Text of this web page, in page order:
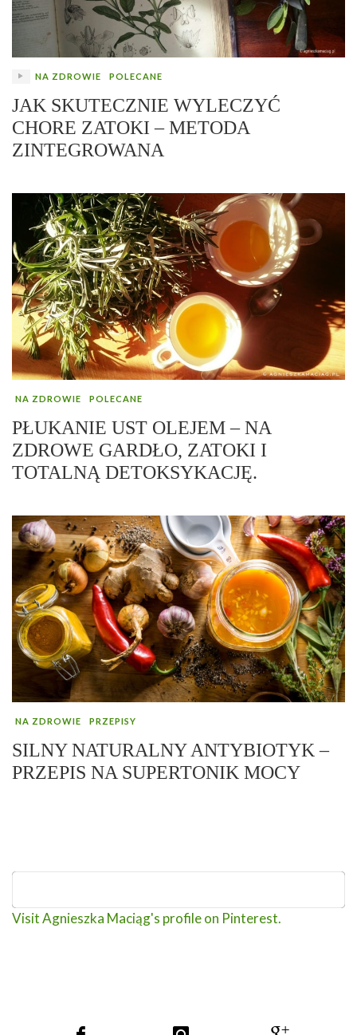
NA ZDROWIE POLECANE
JAK SKUTECZNIE WYLECZYĆ
CHORE ZATOKI – METODA
ZINTEGROWANA
NA ZDROWIE POLECANE
PŁUKANIE UST OLEJEM – NA
ZDROWE GARDŁO, ZATOKI I
TOTALNĄ DETOKSYKACJĘ.
NA ZDROWIE PRZEPISY
SILNY NATURALNY ANTYBIOTYK –
PRZEPIS NA SUPERTONIK MOCY
Visit Agnieszka Maciąg's profile on Pinterest.